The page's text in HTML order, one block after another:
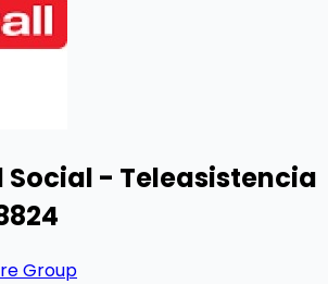
Social - Teleasistencia
Group